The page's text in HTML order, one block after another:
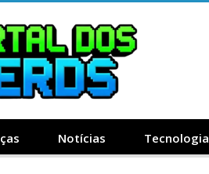
Notícias Tecnologia